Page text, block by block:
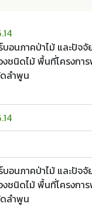
อนภาคป่าไม้ และปัจ
งชนิดไม้ พื้นที่โครงก
ดลำพูน
อนภาคป่าไม้ และปัจ
งชนิดไม้ พื้นที่โครงก
ดลำพูน